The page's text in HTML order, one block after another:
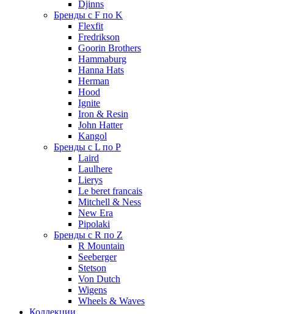
Djinns
Бренды с F по K
Flexfit
Fredrikson
Goorin Brothers
Hammaburg
Hanna Hats
Herman
Hood
Ignite
Iron & Resin
John Hatter
Kangol
Бренды с L по P
Laird
Laulhere
Lierys
Le beret francais
Mitchell & Ness
New Era
Pipolaki
Бренды с R по Z
R Mountain
Seeberger
Stetson
Von Dutch
Wigens
Wheels & Waves
Коллекции